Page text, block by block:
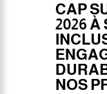
CAP
2026 À
NOS